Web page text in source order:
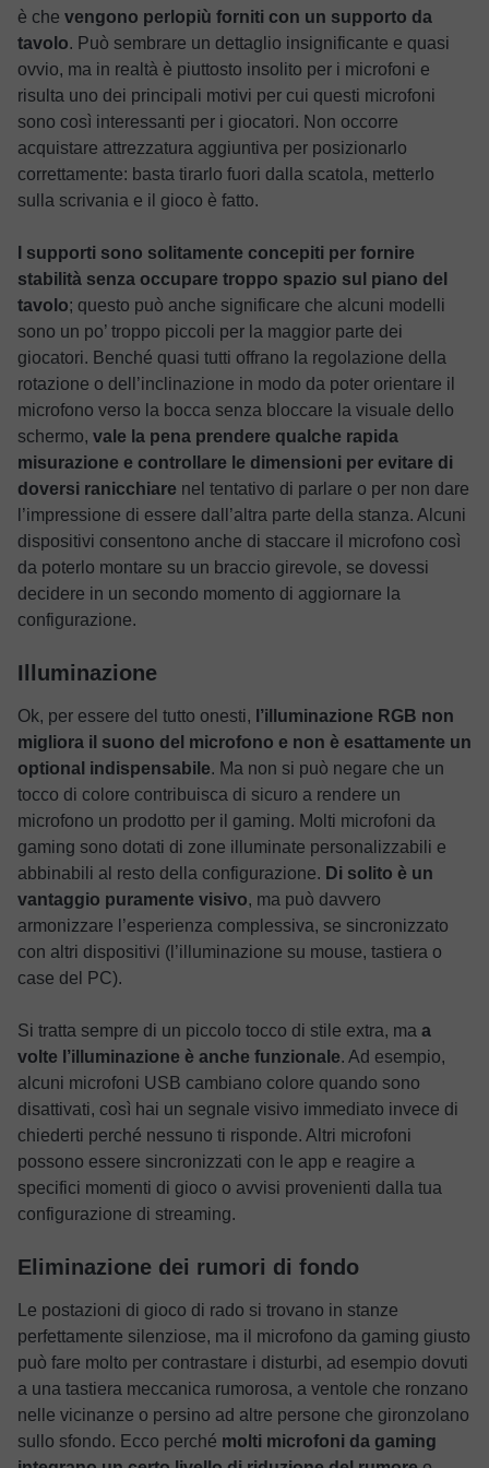
è che vengono perlopiù forniti con un supporto da
tavolo. Può sembrare un dettaglio insignificante e quasi
ovvio, ma in realtà è piuttosto insolito per i microfoni e
risulta uno dei principali motivi per cui questi microfoni
sono così interessanti per i giocatori. Non occorre
acquistare attrezzatura aggiuntiva per posizionarlo
correttamente: basta tirarlo fuori dalla scatola, metterlo
sulla scrivania e il gioco è fatto.
I supporti sono solitamente concepiti per fornire
stabilità senza occupare troppo spazio sul piano del
tavolo; questo può anche significare che alcuni modelli
sono un po’ troppo piccoli per la maggior parte dei
giocatori. Benché quasi tutti offrano la regolazione della
rotazione o dell’inclinazione in modo da poter orientare il
microfono verso la bocca senza bloccare la visuale dello
schermo, vale la pena prendere qualche rapida
misurazione e controllare le dimensioni per evitare di
doversi ranicchiare nel tentativo di parlare o per non dare
l’impressione di essere dall’altra parte della stanza. Alcuni
dispositivi consentono anche di staccare il microfono così
da poterlo montare su un braccio girevole, se dovessi
decidere in un secondo momento di aggiornare la
configurazione.
Illuminazione
Ok, per essere del tutto onesti, l’illuminazione RGB non
migliora il suono del microfono e non è esattamente un
optional indispensabile. Ma non si può negare che un
tocco di colore contribuisca di sicuro a rendere un
microfono un prodotto per il gaming. Molti microfoni da
gaming sono dotati di zone illuminate personalizzabili e
abbinabili al resto della configurazione. Di solito è un
vantaggio puramente visivo, ma può davvero
armonizzare l’esperienza complessiva, se sincronizzato
con altri dispositivi (l’illuminazione su mouse, tastiera o
case del PC).
Si tratta sempre di un piccolo tocco di stile extra, ma a
volte l’illuminazione è anche funzionale. Ad esempio,
alcuni microfoni USB cambiano colore quando sono
disattivati, così hai un segnale visivo immediato invece di
chiederti perché nessuno ti risponde. Altri microfoni
possono essere sincronizzati con le app e reagire a
specifici momenti di gioco o avvisi provenienti dalla tua
configurazione di streaming.
Eliminazione dei rumori di fondo
Le postazioni di gioco di rado si trovano in stanze
perfettamente silenziose, ma il microfono da gaming giusto
può fare molto per contrastare i disturbi, ad esempio dovuti
a una tastiera meccanica rumorosa, a ventole che ronzano
nelle vicinanze o persino ad altre persone che gironzolano
sullo sfondo. Ecco perché molti microfoni da gaming